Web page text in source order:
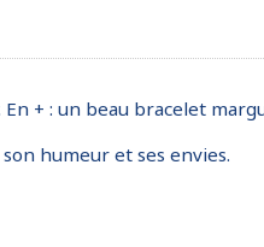
+ : un beau bracelet
humeur et ses envies.